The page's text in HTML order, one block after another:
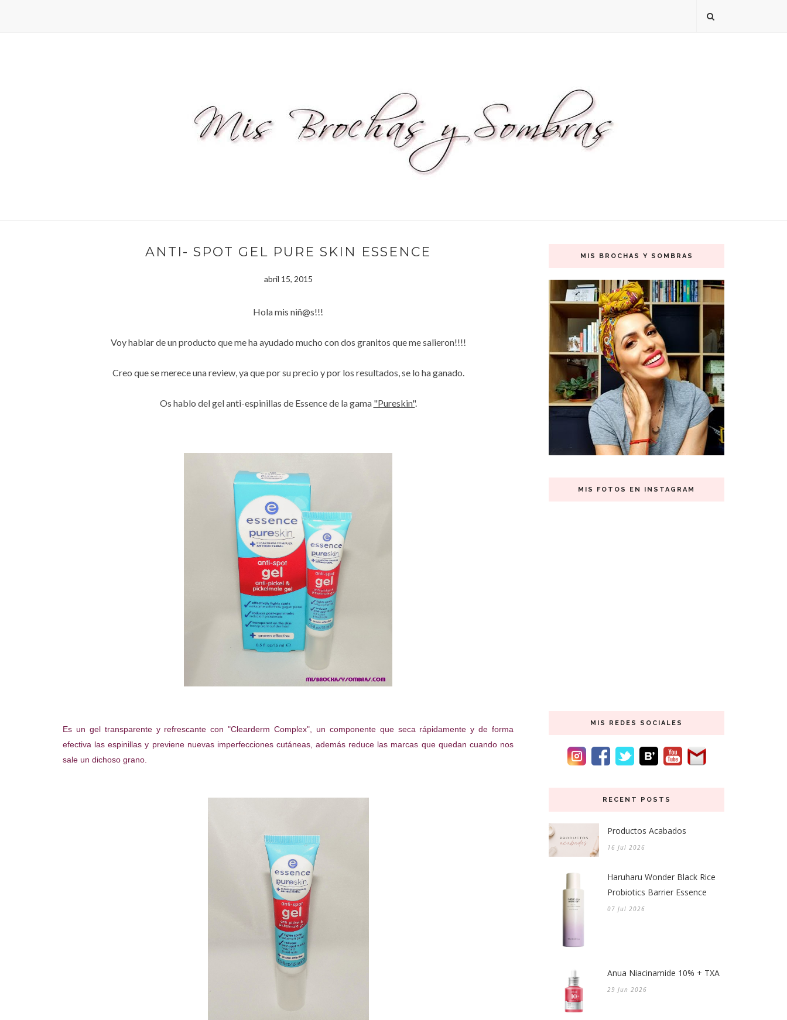
ANTI- SPOT GEL PURE SKIN ESSENCE
abril 15, 2015
Hola mis niñ@s!!!
Voy hablar de un producto que me ha ayudado mucho con dos granitos que me salieron!!!!
Creo que se merece una review, ya que por su precio y por los resultados, se lo ha ganado.
Os hablo del gel anti-espinillas de Essence de la gama "Pureskin".
Es un gel transparente y refrescante con "Clearderm Complex", un componente que seca rápidamente y de forma
efectiva las espinillas y previene nuevas imperfecciones cutáneas, además reduce las marcas que quedan cuando nos
sale un dichoso grano.
MIS BROCHAS Y SOMBRAS
MIS FOTOS EN INSTAGRAM
MIS REDES SOCIALES
RECENT POSTS
Productos Acabados
16 Jul 2026
Haruharu Wonder Black Rice
Probiotics Barrier Essence
07 Jul 2026
Anua Niacinamide 10% + TXA
29 Jun 2026